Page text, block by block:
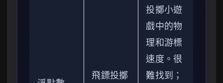
飛鏢投擲
投擲小遊
戲中的物
理和游標
速度。很
難找到；